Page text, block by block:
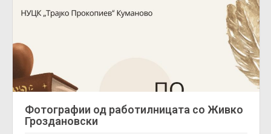
Фотографии од работилницата со Живко
Гроздановски